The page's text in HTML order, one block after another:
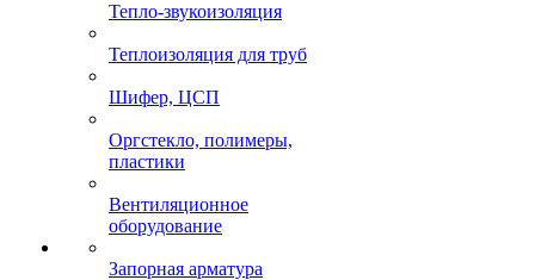
Тепло-звукоизоляция
Теплоизоляция для труб
Шифер, ЦСП
Оргстекло, полимеры,
пластики
Вентиляционное
оборудование
Запорная арматура